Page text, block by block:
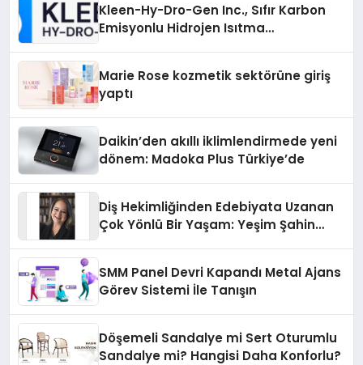
Kleen-Hy-Dro-Gen Inc., Sıfır Karbon
Emisyonlu Hidrojen Isıtma
Marie Rose kozmetik sektörüne giriş
yaptı
Daikin’den akıllı iklimlendirmede yeni
dönem: Madoka Plus Türkiye’de
Diş Hekimliğinden Edebiyata Uzanan
Çok Yönlü Bir Yaşam: Yeşim Şahin
SMM Panel Devri Kapandı Metal Ajans
Görev Sistemi İle Tanışın
Döşemeli Sandalye mi Sert Oturumlu
Sandalye mi? Hangisi Daha Konforlu?